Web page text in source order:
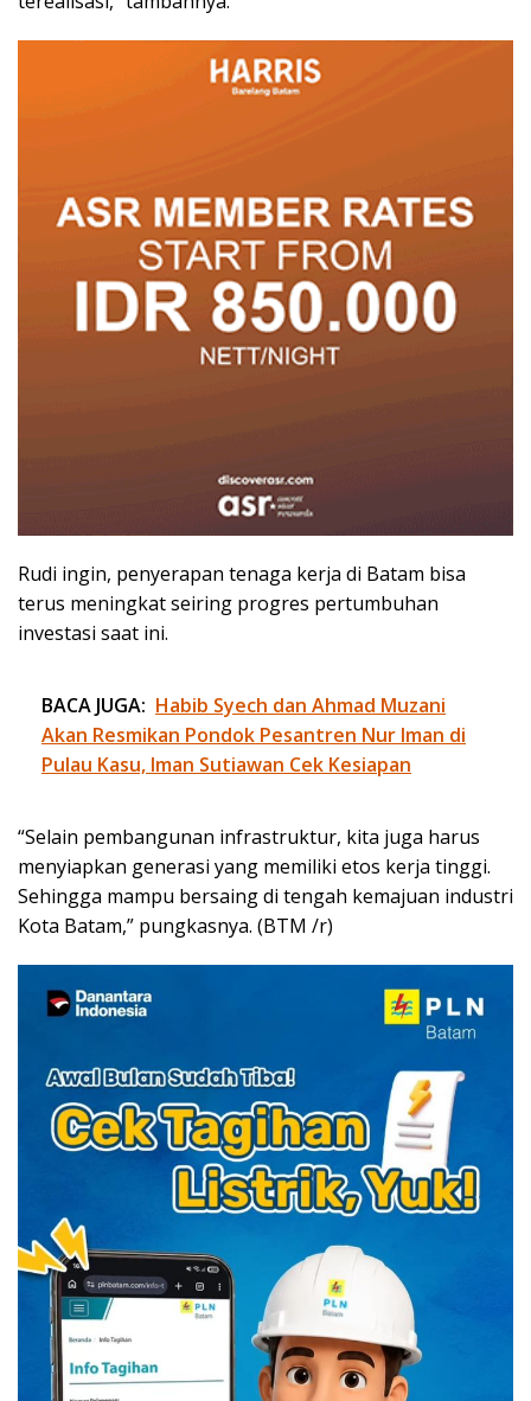
Rudi ingin, penyerapan tenaga kerja di Batam bisa
terus meningkat seiring progres pertumbuhan
investasi saat ini.
BACA JUGA: Habib Syech dan Ahmad Muzani
Akan Resmikan Pondok Pesantren Nur Iman di
Pulau Kasu, Iman Sutiawan Cek Kesiapan
“Selain pembangunan infrastruktur, kita juga harus
menyiapkan generasi yang memiliki etos kerja tinggi.
Sehingga mampu bersaing di tengah kemajuan industri
Kota Batam,” pungkasnya. (BTM /r)